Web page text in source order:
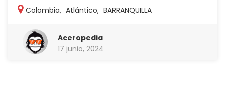
Colombia, Atlántico, BARRANQUILLA
Aceropedia
17 junio, 2024